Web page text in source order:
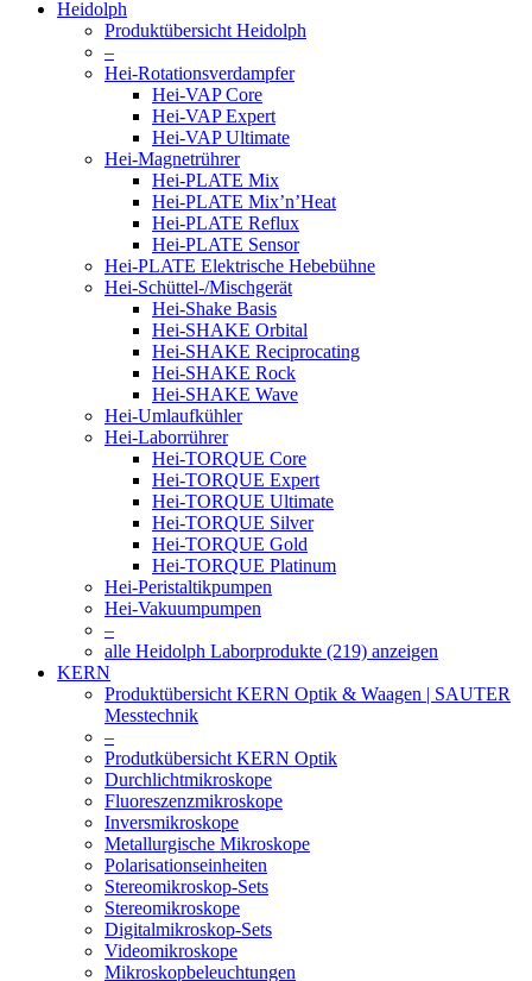
Heidolph
Produktübersicht Heidolph
–
Hei-Rotationsverdampfer
Hei-VAP Core
Hei-VAP Expert
Hei-VAP Ultimate
Hei-Magnetrührer
Hei-PLATE Mix
Hei-PLATE Mix’n’Heat
Hei-PLATE Reflux
Hei-PLATE Sensor
Hei-PLATE Elektrische Hebebühne
Hei-Schüttel-/Mischgerät
Hei-Shake Basis
Hei-SHAKE Orbital
Hei-SHAKE Reciprocating
Hei-SHAKE Rock
Hei-SHAKE Wave
Hei-Umlaufkühler
Hei-Laborrührer
Hei-TORQUE Core
Hei-TORQUE Expert
Hei-TORQUE Ultimate
Hei-TORQUE Silver
Hei-TORQUE Gold
Hei-TORQUE Platinum
Hei-Peristaltikpumpen
Hei-Vakuumpumpen
–
alle Heidolph Laborprodukte (219) anzeigen
KERN
Produktübersicht KERN Optik & Waagen | SAUTER
Messtechnik
–
Produtkübersicht KERN Optik
Durchlichtmikroskope
Fluoreszenzmikroskope
Inversmikroskope
Metallurgische Mikroskope
Polarisationseinheiten
Stereomikroskop-Sets
Stereomikroskope
Digitalmikroskop-Sets
Videomikroskope
Mikroskopbeleuchtungen